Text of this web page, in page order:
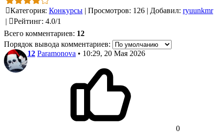
Категория: Конкурсы | Просмотров: 126 | Добавил: ryuunkmr
|
Рейтинг: 4.0/1
Всего комментариев: 12
Порядок вывода комментариев:
12 Paramonova • 10:29, 20 Мая 2026
0